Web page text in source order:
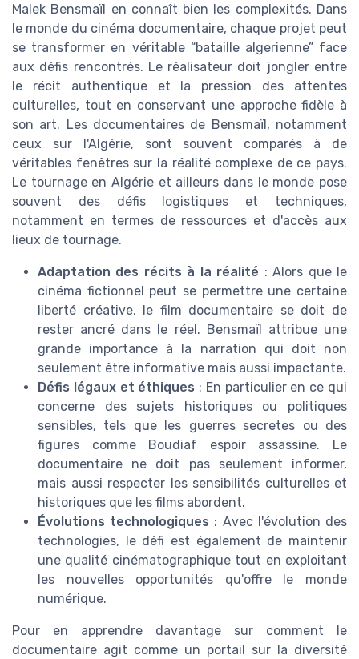
Malek Bensmaïl en connaît bien les complexités. Dans
le monde du cinéma documentaire, chaque projet peut
se transformer en véritable “bataille algerienne” face
aux défis rencontrés. Le réalisateur doit jongler entre
le récit authentique et la pression des attentes
culturelles, tout en conservant une approche fidèle à
son art. Les documentaires de Bensmaïl, notamment
ceux sur l'Algérie, sont souvent comparés à de
véritables fenêtres sur la réalité complexe de ce pays.
Le tournage en Algérie et ailleurs dans le monde pose
souvent des défis logistiques et techniques,
notamment en termes de ressources et d'accès aux
lieux de tournage.
Adaptation des récits à la réalité : Alors que le
cinéma fictionnel peut se permettre une certaine
liberté créative, le film documentaire se doit de
rester ancré dans le réel. Bensmaïl attribue une
grande importance à la narration qui doit non
seulement être informative mais aussi impactante.
Défis légaux et éthiques : En particulier en ce qui
concerne des sujets historiques ou politiques
sensibles, tels que les guerres secretes ou des
figures comme Boudiaf espoir assassine. Le
documentaire ne doit pas seulement informer,
mais aussi respecter les sensibilités culturelles et
historiques que les films abordent.
Évolutions technologiques : Avec l'évolution des
technologies, le défi est également de maintenir
une qualité cinématographique tout en exploitant
les nouvelles opportunités qu'offre le monde
numérique.
Pour en apprendre davantage sur comment le
documentaire agit comme un portail sur la diversité